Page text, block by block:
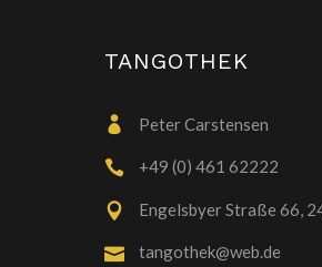
TANGOTHEK
Peter Carstensen
+49 (0) 461 62222
Engelsbyer Straße 66,
tangothek@web.de